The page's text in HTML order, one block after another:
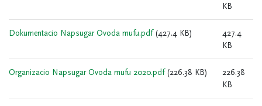
KB
Dokumentacio Napsugar Ovoda mufu.pdf (427.4 KB)
427.4
KB
Organizacio Napsugar Ovoda mufu 2020.pdf (226.38 KB)
226.38
KB